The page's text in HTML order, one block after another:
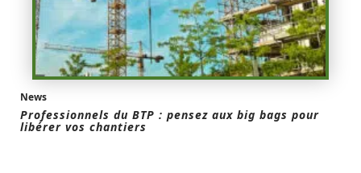
News
Professionnels du BTP : pensez aux big bags pour
libérer vos chantiers